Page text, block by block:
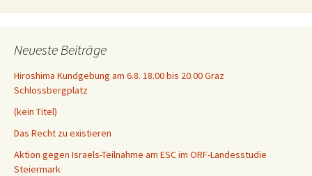
Neueste Beiträge
Hiroshima Kundgebung am 6.8. 18.00 bis 20.00 Graz
Schlossbergplatz
(kein Titel)
Das Recht zu existieren
Aktion gegen Israels-Teilnahme am ESC im ORF-Landesstudie
Steiermark